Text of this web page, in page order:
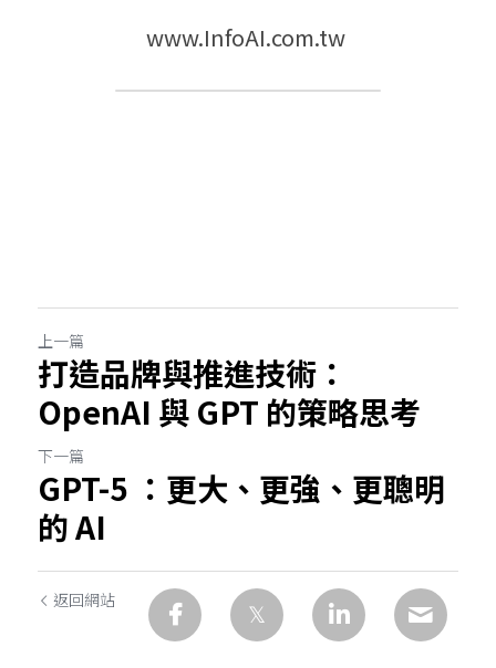
www.InfoAI.com.tw
上一篇
打造品牌與推進技術：
OpenAI 與 GPT 的策略思考
下一篇
GPT-5 ：更大、更強、更聰明
的 AI
返回網站